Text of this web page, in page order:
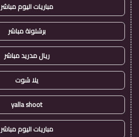
مباريات اليوم مباشر
برشلونة مباشر
ريال مدريد مباشر
يلا شوت
yalla shoot
مباريات اليوم مباشر